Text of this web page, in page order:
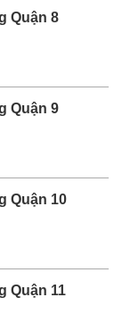
Quận 8
Quận 9
Quận 10
Quận 11